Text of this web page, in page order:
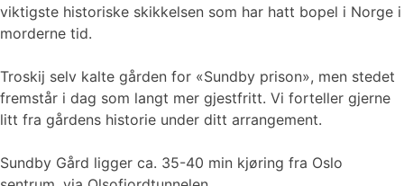
viktigste historiske skikkelsen som har hatt bopel i Norge i
morderne tid.
Troskij selv kalte gården for «Sundby prison», men stedet
fremstår i dag som langt mer gjestfritt. Vi forteller gjerne
litt fra gårdens historie under ditt arrangement.
Sundby Gård ligger ca. 35-40 min kjøring fra Oslo